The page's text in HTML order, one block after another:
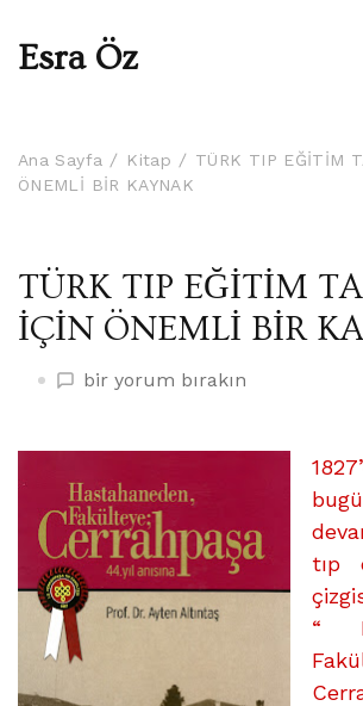
Esra Öz
Ana Sayfa Kitap
TÜRK TIP EĞİTİM
ÖNEMLİ BİR KAYNAK
TÜRK TIP EĞİTİM
İÇİN ÖNEMLİ BİR
TÜRK
İÇİN
ÖNEMLİ
BİR
KAYNAK
üzerine
bir yorum bırakın
tıp
“